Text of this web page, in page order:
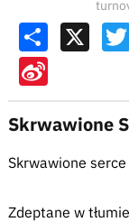
Share X
Sina
Weibo
Skrwawione
Skrwawione serce
Zdeptane w tłumie